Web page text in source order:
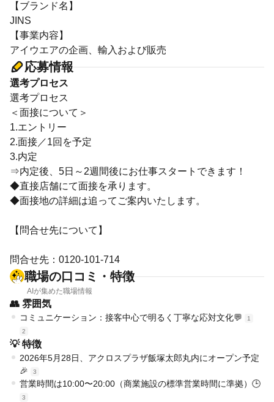
【ブランド名】
JINS
【事業内容】
アイウエアの企画、輸入および販売
応募情報
選考プロセス
選考プロセス
＜面接について＞
1.エントリー
2.面接／1回を予定
3.内定
⇒内定後、5日～2週間後にお仕事スタートできます！
◆直接店舗にて面接を承ります。
◆面接地の詳細は追ってご案内いたします。
【問合せ先について】
問合せ先：0120-101-714
職場の口コミ・特徴
AIが集めた職場情報
👥 雰囲気
コミュニケーション：接客中心で明るく丁寧な応対文化💬
1
2
💡 特徴
2026年5月28日、アクロスプラザ飯塚太郎丸内にオープン予定
🎉
3
営業時間は10:00〜20:00（商業施設の標準営業時間に準拠）🕒
3